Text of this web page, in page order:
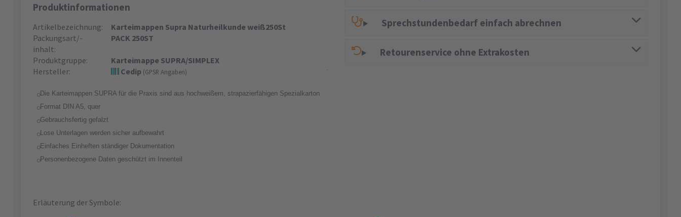
Produktinformationen
Artikelbezeichnung:
Karteimappen Supra Naturheilkunde weiß250St
Packungsart/-
inhalt:
PACK 250ST
Produktgruppe:
Karteimappe SUPRA/SIMPLEX
Hersteller:
Cedip (GPSR Angaben)
Die Karteimappen SUPRA für die Praxis sind aus hochweißem, strapazierfähigen Spezialkarton
Format DIN A5, quer
Gebrauchsfertig gefalzt
Lose Unterlagen werden sicher aufbewahrt
Einfaches Einheften ständiger Dokumentation
Personenbezogene Daten geschützt im Innenteil
Sprechstundenbedarf einfach abrechnen
Retourenservice ohne Extrakosten
Erläuterung der Symbole: